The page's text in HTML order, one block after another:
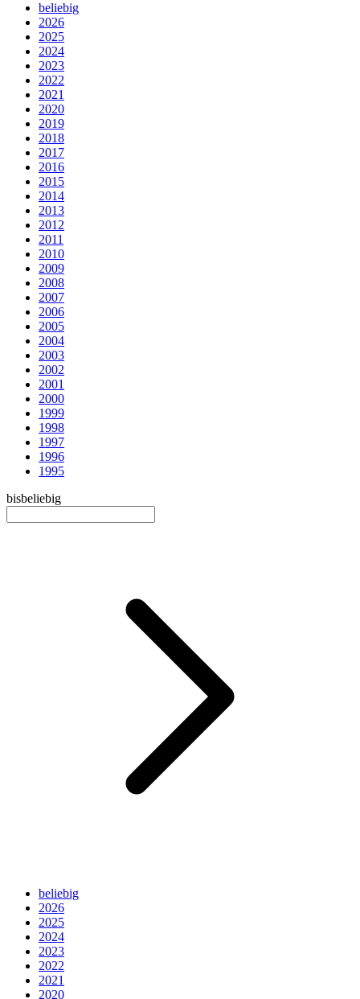
beliebig
2026
2025
2024
2023
2022
2021
2020
2019
2018
2017
2016
2015
2014
2013
2012
2011
2010
2009
2008
2007
2006
2005
2004
2003
2002
2001
2000
1999
1998
1997
1996
1995
bisbeliebig
beliebig
2026
2025
2024
2023
2022
2021
2020